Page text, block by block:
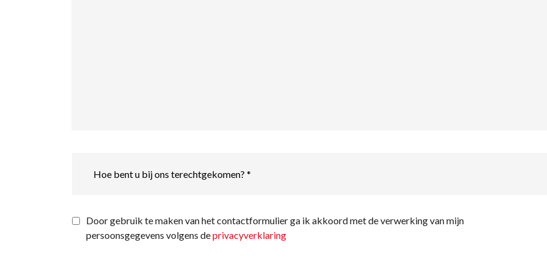
*
Privacyverklaring *
Door gebruik te maken van het contactformulier ga ik akkoord met de verwerking van mijn
persoonsgegevens volgens deprivacyverklaring